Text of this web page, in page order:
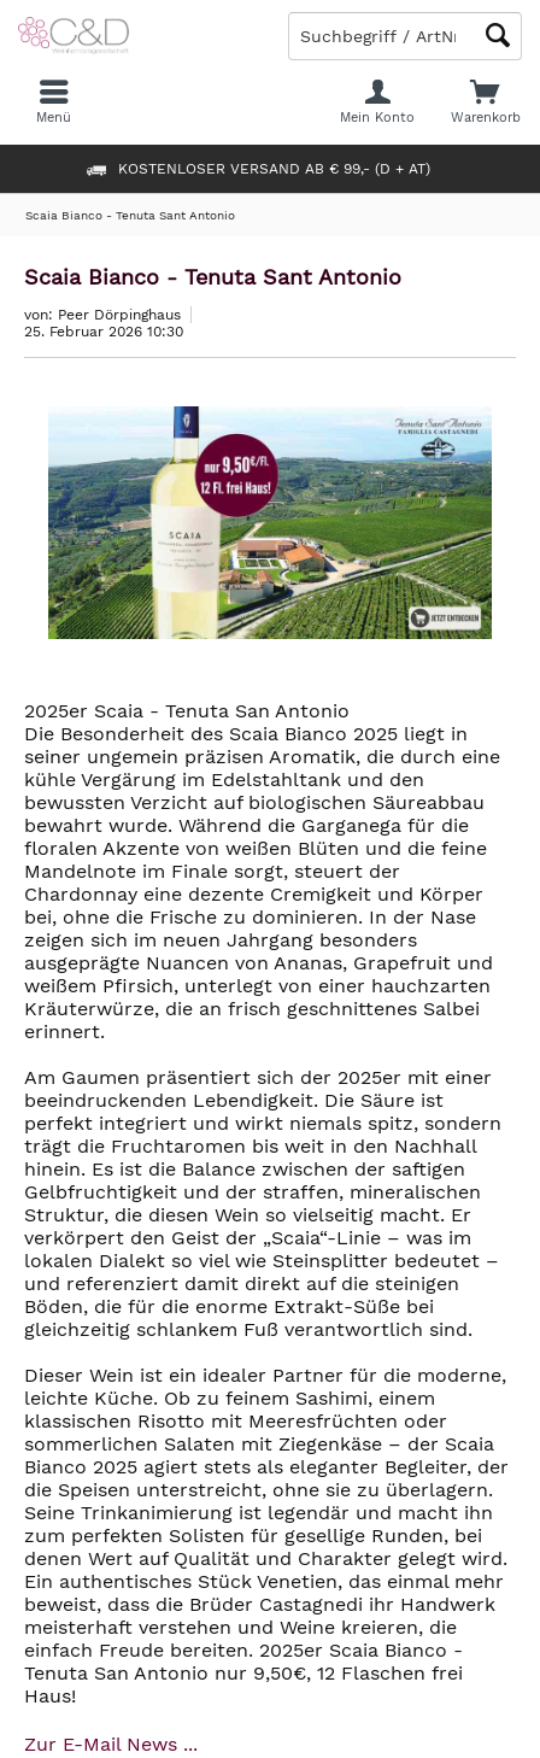
KOSTENLOSER VERSAND AB € 99,- (D + AT)
Warenkorb
Mein Konto
Menü
Scaia Bianco - Tenuta Sant Antonio
Scaia Bianco - Tenuta Sant Antonio
von: Peer Dörpinghaus
25. Februar 2026 10:30
2025er Scaia - Tenuta San Antonio
Die Besonderheit des Scaia Bianco 2025 liegt in
seiner ungemein präzisen Aromatik, die durch eine
kühle Vergärung im Edelstahltank und den
bewussten Verzicht auf biologischen Säureabbau
bewahrt wurde. Während die Garganega für die
floralen Akzente von weißen Blüten und die feine
Mandelnote im Finale sorgt, steuert der
Chardonnay eine dezente Cremigkeit und Körper
bei, ohne die Frische zu dominieren. In der Nase
zeigen sich im neuen Jahrgang besonders
ausgeprägte Nuancen von Ananas, Grapefruit und
weißem Pfirsich, unterlegt von einer hauchzarten
Kräuterwürze, die an frisch geschnittenes Salbei
erinnert.
Am Gaumen präsentiert sich der 2025er mit einer
beeindruckenden Lebendigkeit. Die Säure ist
perfekt integriert und wirkt niemals spitz, sondern
trägt die Fruchtaromen bis weit in den Nachhall
hinein. Es ist die Balance zwischen der saftigen
Gelbfruchtigkeit und der straffen, mineralischen
Struktur, die diesen Wein so vielseitig macht. Er
verkörpert den Geist der „Scaia“-Linie – was im
lokalen Dialekt so viel wie Steinsplitter bedeutet –
und referenziert damit direkt auf die steinigen
Böden, die für die enorme Extrakt-Süße bei
gleichzeitig schlankem Fuß verantwortlich sind.
Dieser Wein ist ein idealer Partner für die moderne,
leichte Küche. Ob zu feinem Sashimi, einem
klassischen Risotto mit Meeresfrüchten oder
sommerlichen Salaten mit Ziegenkäse – der Scaia
Bianco 2025 agiert stets als eleganter Begleiter, der
die Speisen unterstreicht, ohne sie zu überlagern.
Seine Trinkanimierung ist legendär und macht ihn
zum perfekten Solisten für gesellige Runden, bei
denen Wert auf Qualität und Charakter gelegt wird.
Ein authentisches Stück Venetien, das einmal mehr
beweist, dass die Brüder Castagnedi ihr Handwerk
meisterhaft verstehen und Weine kreieren, die
einfach Freude bereiten. 2025er Scaia Bianco -
Tenuta San Antonio nur 9,50€, 12 Flaschen frei
Haus!
Zur E-Mail News ...